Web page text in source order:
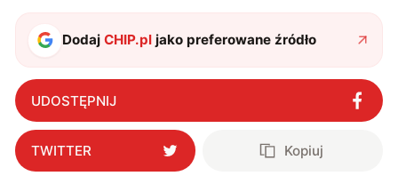
także uprawiać oraz oglądać sport.
DodajCHIP.pl jako preferowane źródło
UDOSTĘPNIJ
TWITTER Kopiuj